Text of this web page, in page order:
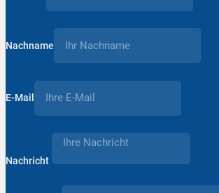
Nachname
E-Mail
Nachricht